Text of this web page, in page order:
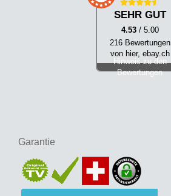
SEHR GUT
4.53 / 5.00
216 Bewertungen
von hier, ebay.ch
Hinweis zu den
Bewertungen
Garantie